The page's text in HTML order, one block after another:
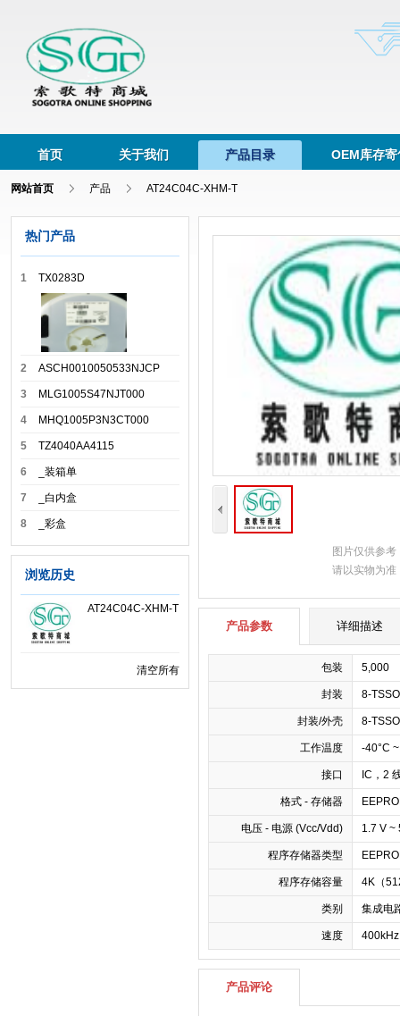
首页 关于我们 产品目录 OEM库存寄
网站首页 产品 AT24C04C-XHM-T
热门产品
1 TX0283D
2 ASCH0010050533NJCP
3 MLG1005S47NJT000
4 MHQ1005P3N3CT000
5 TZ4040AA4115
6 _装箱单
7 _白内盒
8 _彩盒
浏览历史
AT24C04C-XHM-T
清空所有
图片仅供参考
请以实物为准
产品参数 详细描述
包装 5,000
封装 8-
封装/外壳 8-
工作温度 -40°C
接口 IC，2
格式 - 存储器
电压 - 电源 (Vcc/Vdd) 1.7 V ~
程序存储器类型
程序存储容量 4K（
类别 集成电
速度
产品评论